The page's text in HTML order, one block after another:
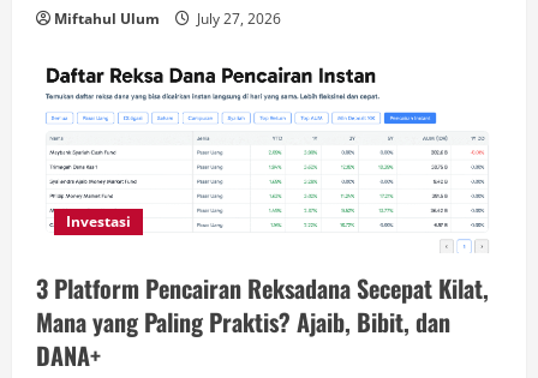
Miftahul Ulum July 27, 2026
Investasi
3 Platform Pencairan Reksadana Secepat Kilat,
Mana yang Paling Praktis? Ajaib, Bibit, dan
DANA+